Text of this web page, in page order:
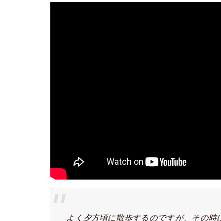
よく夕方頃に散歩するのですが、その